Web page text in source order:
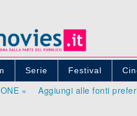
Serie Festival
» Aggiungi alle fonti